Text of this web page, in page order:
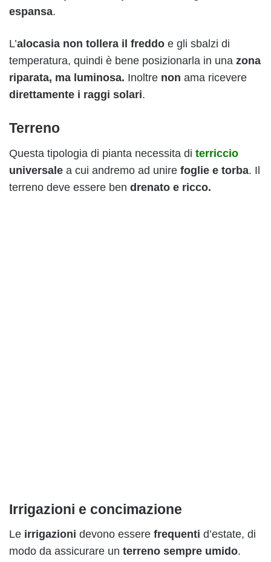
espansa.
L’alocasia non tollera il freddo e gli sbalzi di
temperatura, quindi è bene posizionarla in una zona
riparata, ma luminosa. Inoltre non ama ricevere
direttamente i raggi solari.
Terreno
Questa tipologia di pianta necessita di terriccio
universale a cui andremo ad unire foglie e torba. Il
terreno deve essere ben drenato e ricco.
Irrigazioni e concimazione
Le irrigazioni devono essere frequenti d’estate, di
modo da assicurare un terreno sempre umido.